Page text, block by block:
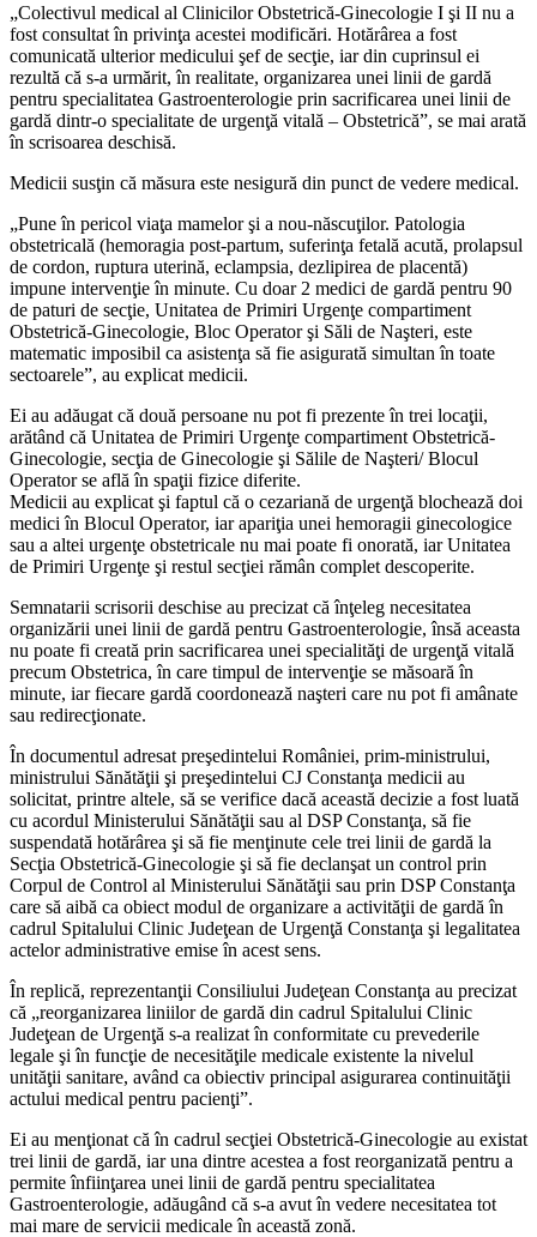
„Colectivul medical al Clinicilor Obstetrică-Ginecologie I şi II nu a
fost consultat în privinţa acestei modificări. Hotărârea a fost
comunicată ulterior medicului şef de secţie, iar din cuprinsul ei
rezultă că s-a urmărit, în realitate, organizarea unei linii de gardă
pentru specialitatea Gastroenterologie prin sacrificarea unei linii de
gardă dintr-o specialitate de urgenţă vitală – Obstetrică”, se mai arată
în scrisoarea deschisă.
Medicii susţin că măsura este nesigură din punct de vedere medical.
„Pune în pericol viaţa mamelor şi a nou-născuţilor. Patologia
obstetricală (hemoragia post-partum, suferinţa fetală acută, prolapsul
de cordon, ruptura uterină, eclampsia, dezlipirea de placentă)
impune intervenţie în minute. Cu doar 2 medici de gardă pentru 90
de paturi de secţie, Unitatea de Primiri Urgenţe compartiment
Obstetrică-Ginecologie, Bloc Operator şi Săli de Naşteri, este
matematic imposibil ca asistenţa să fie asigurată simultan în toate
sectoarele”, au explicat medicii.
Ei au adăugat că două persoane nu pot fi prezente în trei locaţii,
arătând că Unitatea de Primiri Urgenţe compartiment Obstetrică-
Ginecologie, secţia de Ginecologie şi Sălile de Naşteri/ Blocul
Operator se află în spaţii fizice diferite.
Medicii au explicat şi faptul că o cezariană de urgenţă blochează doi
medici în Blocul Operator, iar apariţia unei hemoragii ginecologice
sau a altei urgenţe obstetricale nu mai poate fi onorată, iar Unitatea
de Primiri Urgenţe şi restul secţiei rămân complet descoperite.
Semnatarii scrisorii deschise au precizat că înţeleg necesitatea
organizării unei linii de gardă pentru Gastroenterologie, însă aceasta
nu poate fi creată prin sacrificarea unei specialităţi de urgenţă vitală
precum Obstetrica, în care timpul de intervenţie se măsoară în
minute, iar fiecare gardă coordonează naşteri care nu pot fi amânate
sau redirecţionate.
În documentul adresat preşedintelui României, prim-ministrului,
ministrului Sănătăţii şi preşedintelui CJ Constanţa medicii au
solicitat, printre altele, să se verifice dacă această decizie a fost luată
cu acordul Ministerului Sănătăţii sau al DSP Constanţa, să fie
suspendată hotărârea şi să fie menţinute cele trei linii de gardă la
Secţia Obstetrică-Ginecologie şi să fie declanşat un control prin
Corpul de Control al Ministerului Sănătăţii sau prin DSP Constanţa
care să aibă ca obiect modul de organizare a activităţii de gardă în
cadrul Spitalului Clinic Judeţean de Urgenţă Constanţa şi legalitatea
actelor administrative emise în acest sens.
În replică, reprezentanţii Consiliului Judeţean Constanţa au precizat
că „reorganizarea liniilor de gardă din cadrul Spitalului Clinic
Judeţean de Urgenţă s-a realizat în conformitate cu prevederile
legale şi în funcţie de necesităţile medicale existente la nivelul
unităţii sanitare, având ca obiectiv principal asigurarea continuităţii
actului medical pentru pacienţi”.
Ei au menţionat că în cadrul secţiei Obstetrică-Ginecologie au existat
trei linii de gardă, iar una dintre acestea a fost reorganizată pentru a
permite înfiinţarea unei linii de gardă pentru specialitatea
Gastroenterologie, adăugând că s-a avut în vedere necesitatea tot
mai mare de servicii medicale în această zonă.